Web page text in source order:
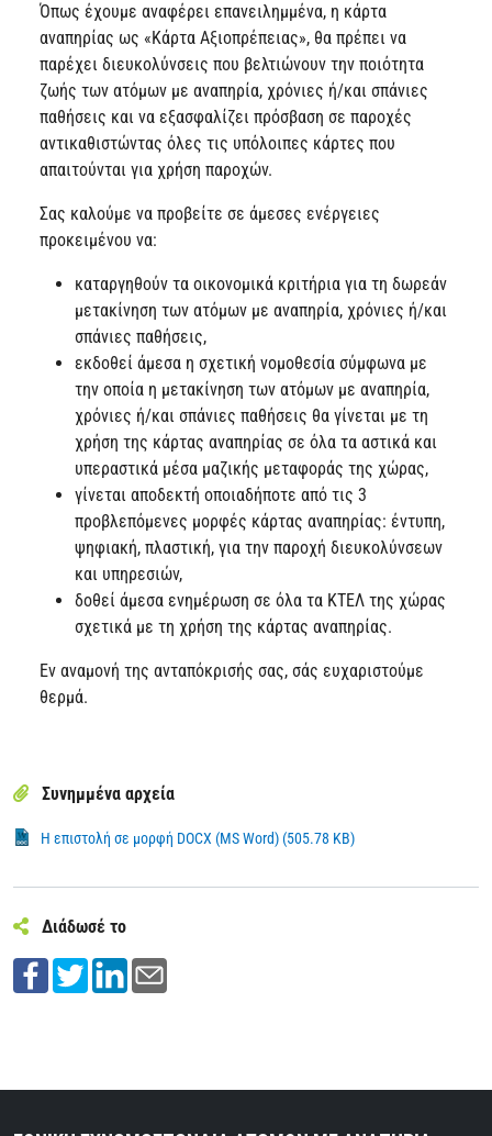
Όπως έχουμε αναφέρει επανειλημμένα, η κάρτα
αναπηρίας ως «Κάρτα Αξιοπρέπειας», θα πρέπει να
παρέχει διευκολύνσεις που βελτιώνουν την ποιότητα
ζωής των ατόμων με αναπηρία, χρόνιες ή/και σπάνιες
παθήσεις και να εξασφαλίζει πρόσβαση σε παροχές
αντικαθιστώντας όλες τις υπόλοιπες κάρτες που
απαιτούνται για χρήση παροχών.
Σας καλούμε να προβείτε σε άμεσες ενέργειες
προκειμένου να:
καταργηθούν τα οικονομικά κριτήρια για τη δωρεάν
μετακίνηση των ατόμων με αναπηρία, χρόνιες ή/και
σπάνιες παθήσεις,
εκδοθεί άμεσα η σχετική νομοθεσία σύμφωνα με
την οποία η μετακίνηση των ατόμων με αναπηρία,
χρόνιες ή/και σπάνιες παθήσεις θα γίνεται με τη
χρήση της κάρτας αναπηρίας σε όλα τα αστικά και
υπεραστικά μέσα μαζικής μεταφοράς της χώρας,
γίνεται αποδεκτή οποιαδήποτε από τις 3
προβλεπόμενες μορφές κάρτας αναπηρίας: έντυπη,
ψηφιακή, πλαστική, για την παροχή διευκολύνσεων
και υπηρεσιών,
δοθεί άμεσα ενημέρωση σε όλα τα ΚΤΕΛ της χώρας
σχετικά με τη χρήση της κάρτας αναπηρίας.
Εν αναμονή της ανταπόκρισής σας, σάς ευχαριστούμε
θερμά.
Συνημμένα αρχεία
Η επιστολή σε μορφή DOCX (MS Word) (505.78 KB)
Διάδωσέ το